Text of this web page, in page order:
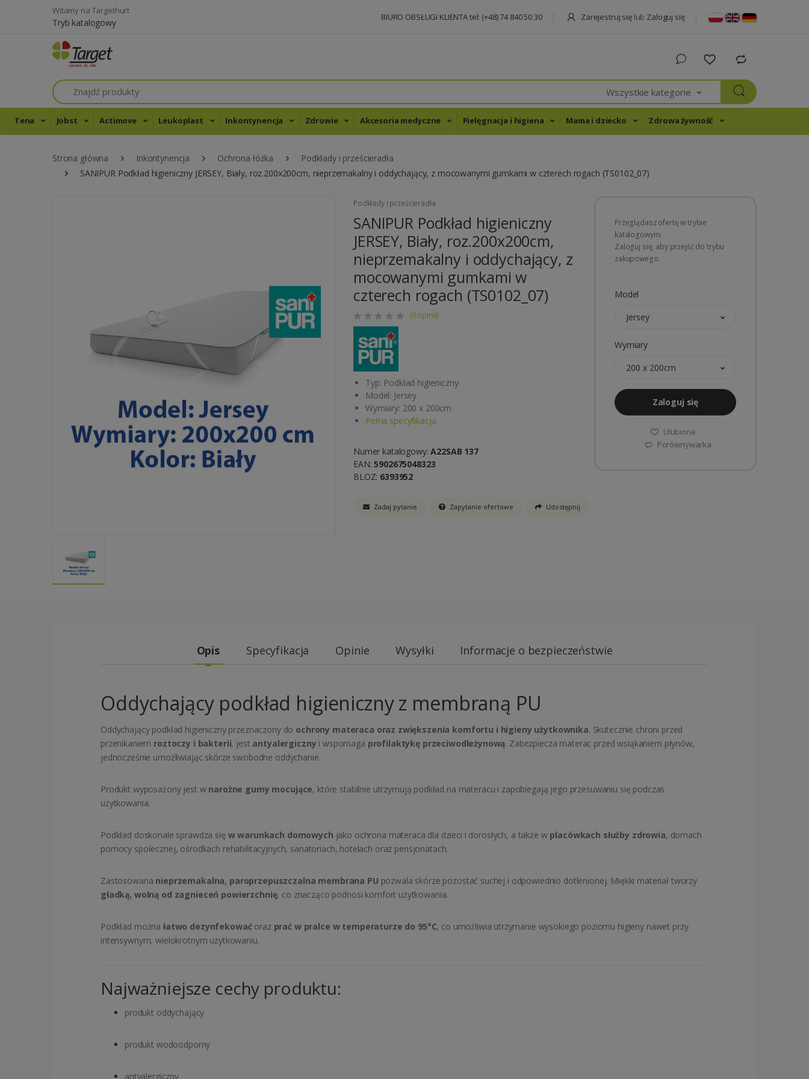
Witamy na Targethurt
Tryb katalogowy BIURO OBSŁUGI KLIENTA tel: (+48) 74 840 50 30 Zarejestruj się lub Zaloguj się
Szukaj
Wszystkie kategorie
Tena Jobst Actimove Leukoplast Inkontynencja Zdrowie Akcesoria medyczne Pielęgnacja i higiena Mama i dziecko Zdrowa żywność
Strona główna Inkontynencja Ochrona łóżka
Podkłady i prześcieradła
SANIPUR Podkład higieniczny JERSEY, Biały, roz.200x200cm, nieprzemakalny i oddychający, z mocowanymi gumkami w czterech rogach (TS0102_07)
Podkłady i prześcieradła
SANIPUR Podkład higieniczny
JERSEY, Biały, roz.200x200cm,
nieprzemakalny i oddychający, z
mocowanymi gumkami w
czterech rogach (TS0102_07)
(0 opinii)
Typ: Podkład higieniczny
Model: Jersey
Wymiary: 200 x 200cm
Pełna specyfikacja
Numer katalogowy:A22SAB 137
EAN:5902675048323
BLOZ: 6393952
Zadaj pytanie Zapytanie ofertowe Udostępnij
Przeglądasz ofertę w trybie
katalogowym.
Zaloguj się, aby przejść do trybu
zakupowego.
Model
Jersey
Wymiary
200 x 200cm
Zaloguj się
Ulubione
Porównywarka
Opis Specyfikacja Opinie Wysyłki Informacje o bezpieczeństwie
Oddychający podkład higieniczny z membraną PU
Oddychający podkład higieniczny przeznaczony do ochrony materaca oraz zwiększenia komfortu i higieny użytkownika. Skutecznie chroni przed
przenikaniem roztoczy i bakterii, jest antyalergiczny i wspomaga profilaktykę przeciwodleżynową. Zabezpiecza materac przed wsiąkaniem płynów,
jednocześnie umożliwiając skórze swobodne oddychanie.
Produkt wyposażony jest w narożne gumy mocujące, które stabilnie utrzymują podkład na materacu i zapobiegają jego przesuwaniu się podczas
użytkowania.
Podkład doskonale sprawdza się w warunkach domowych jako ochrona materaca dla dzieci i dorosłych, a także w placówkach służby zdrowia, domach
pomocy społecznej, ośrodkach rehabilitacyjnych, sanatoriach, hotelach oraz pensjonatach.
Zastosowana nieprzemakalna, paroprzepuszczalna membrana PU pozwala skórze pozostać suchej i odpowiednio dotlenionej. Miękki materiał tworzy
gładką, wolną od zagnieceń powierzchnię, co znacząco podnosi komfort użytkowania.
Podkład można łatwo dezynfekowaćoraz prać w pralce w temperaturze do 95°C, co umożliwia utrzymanie wysokiego poziomu higieny nawet przy
intensywnym, wielokrotnym użytkowaniu.
Najważniejsze cechy produktu:
produkt oddychający
produkt wodoodporny
antyalergiczny